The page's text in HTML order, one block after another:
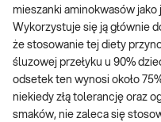
mieszanki aminokwasów jako
Wykorzystuje się ją głównie
że stosowanie tej diety
śluzowej przełyku u 90%
odsetek ten wynosi około
niekiedy złą tolerancję oraz
smaków, nie zaleca się